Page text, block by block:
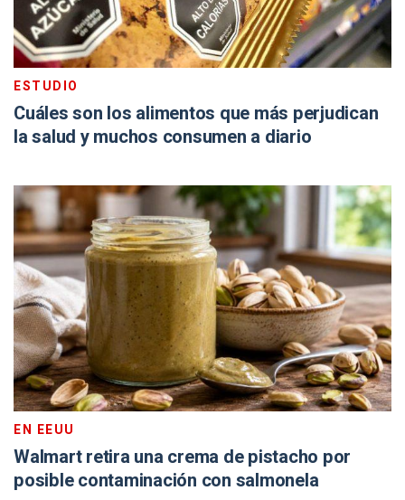
ESTUDIO
Cuáles son los alimentos que más perjudican
la salud y muchos consumen a diario
EN EEUU
Walmart retira una crema de pistacho por
posible contaminación con salmonela